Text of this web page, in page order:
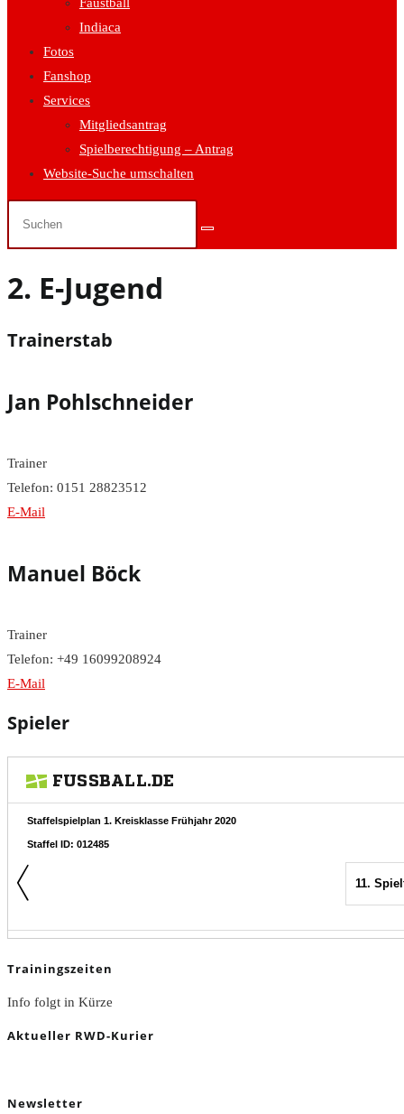
Indiaca
Fotos
Fanshop
Services
Mitgliedsantrag
Spielberechtigung – Antrag
Website-Suche umschalten
2. E-Jugend
Trainerstab
Jan Pohlschneider
Trainer
Telefon: 0151 28823512
E-Mail
Manuel Böck
Trainer
Telefon: +49 16099208924
E-Mail
Spieler
Trainingszeiten
Info folgt in Kürze
Aktueller RWD-Kurier
Newsletter